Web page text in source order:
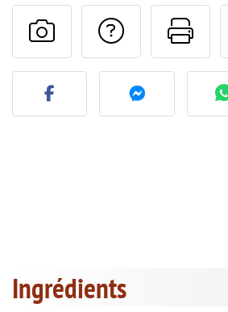
Poser
Publier votre
Ingrédients